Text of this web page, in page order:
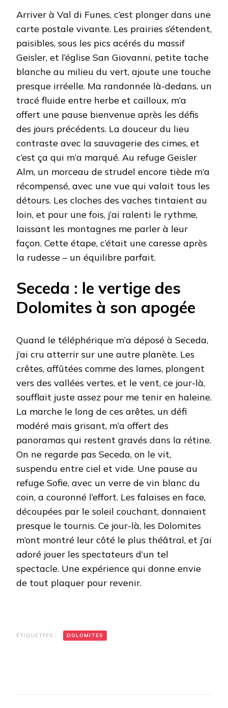
Arriver à Val di Funes, c’est plonger dans une
carte postale vivante. Les prairies s’étendent,
paisibles, sous les pics acérés du massif
Geisler, et l’église San Giovanni, petite tache
blanche au milieu du vert, ajoute une touche
presque irréelle. Ma randonnée là-dedans, un
tracé fluide entre herbe et cailloux, m’a
offert une pause bienvenue après les défis
des jours précédents. La douceur du lieu
contraste avec la sauvagerie des cimes, et
c’est ça qui m’a marqué. Au refuge Geisler
Alm, un morceau de strudel encore tiède m’a
récompensé, avec une vue qui valait tous les
détours. Les cloches des vaches tintaient au
loin, et pour une fois, j’ai ralenti le rythme,
laissant les montagnes me parler à leur
façon. Cette étape, c’était une caresse après
la rudesse – un équilibre parfait.
Seceda : le vertige des
Dolomites à son apogée
Quand le téléphérique m’a déposé à Seceda,
j’ai cru atterrir sur une autre planète. Les
crêtes, affûtées comme des lames, plongent
vers des vallées vertes, et le vent, ce jour-là,
soufflait juste assez pour me tenir en haleine.
La marche le long de ces arêtes, un défi
modéré mais grisant, m’a offert des
panoramas qui restent gravés dans la rétine.
On ne regarde pas Seceda, on le vit,
suspendu entre ciel et vide. Une pause au
refuge Sofie, avec un verre de vin blanc du
coin, a couronné l’effort. Les falaises en face,
découpées par le soleil couchant, donnaient
presque le tournis. Ce jour-là, les Dolomites
m’ont montré leur côté le plus théâtral, et j’ai
adoré jouer les spectateurs d’un tel
spectacle. Une expérience qui donne envie
de tout plaquer pour revenir.
ÉTIQUETTES : DOLOMITES